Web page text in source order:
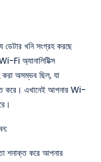
ডেটার খনি সংগ্রহ করছে
Fi অ্যানালিটিক্স
করা অসম্ভব ছিল, যা
করে। এখানেই আপনার Wi-
শনাক্ত করে আপনার